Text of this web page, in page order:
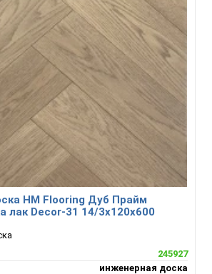
HM Flooring Дуб Прайм
лак Decor-31 14/3х120х600
245927
инженерная доска